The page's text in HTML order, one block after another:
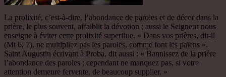
La prolixité, c’est-à-dire, l’abondance de paroles et de décor dans la
prière, le plus souvent, affaiblit la dévotion ; aussi le Seigneur nous
enseigne à éviter cette prolixité superflue. « Dans vos prières, dit-il
(Mt 6, 7), ne multipliez pas les paroles, comme font les païens ».
Saint Augustin écrivant à Proba, dit aussi : « Bannissez de la prière
l’abondance des paroles ; cependant ne manquez pas, si votre
attention demeure fervente, de beaucoup supplier. »